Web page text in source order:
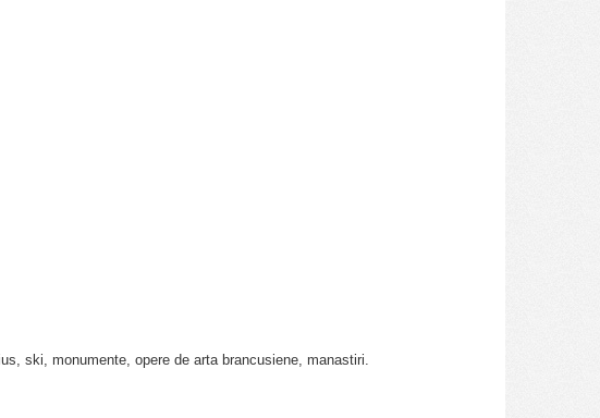
ski, monumente, opere de arta brancusiene, manastiri.